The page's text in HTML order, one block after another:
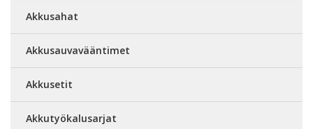
Akkusahat
Akkusauvavääntimet
Akkusetit
Akkutyökalusarjat